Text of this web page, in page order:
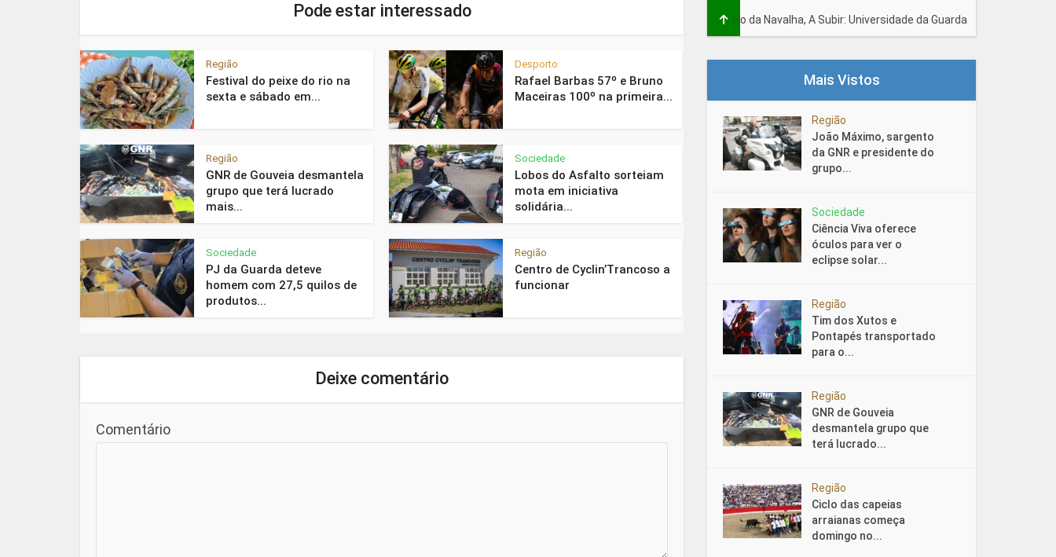
Pode estar interessado
Região
Festival do peixe do rio na
sexta e sábado em...
Desporto
Rafael Barbas 57º e Bruno
Maceiras 100º na primeira...
Região
GNR de Gouveia desmantela
grupo que terá lucrado
mais...
Sociedade
Lobos do Asfalto sorteiam
mota em iniciativa
solidária...
Sociedade
PJ da Guarda deteve
homem com 27,5 quilos de
produtos...
Região
Centro de Cyclin’Trancoso a
funcionar
Deixe comentário
Comentário
Fio da Navalha, A Subir: Universidade da Guarda
Mais Vistos
Região
João Máximo, sargento
da GNR e presidente do
grupo...
Sociedade
Ciência Viva oferece
óculos para ver o
eclipse solar...
Região
Tim dos Xutos e
Pontapés transportado
para o...
Região
GNR de Gouveia
desmantela grupo que
terá lucrado...
Região
Ciclo das capeias
arraianas começa
domingo no...